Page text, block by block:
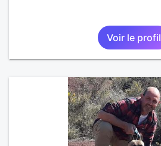
Voir le profil